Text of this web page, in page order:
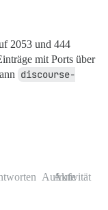
2053 und 444
mit Ports über
discourse-
Aufrufe
Aktivität